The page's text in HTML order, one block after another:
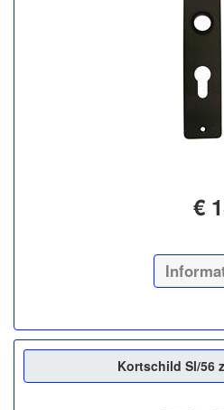
€
Kortschild Sl/56